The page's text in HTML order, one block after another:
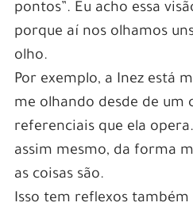
pontos”. Eu acho essa
porque aí nos olhamos
olho.
Por exemplo, a Inez está
me olhando desde de um
referenciais que ela
assim mesmo, da forma
as coisas são.
Isso tem reflexos